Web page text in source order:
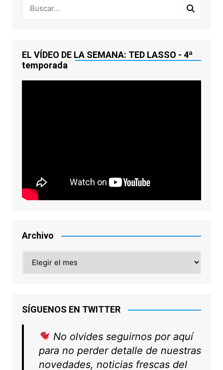
EL VÍDEO DE LA SEMANA: TED LASSO - 4ª
temporada
Archivo
SÍGUENOS EN TWITTER
No olvides seguirnos por aquí
para no perder detalle de nuestras
novedades, noticias frescas del